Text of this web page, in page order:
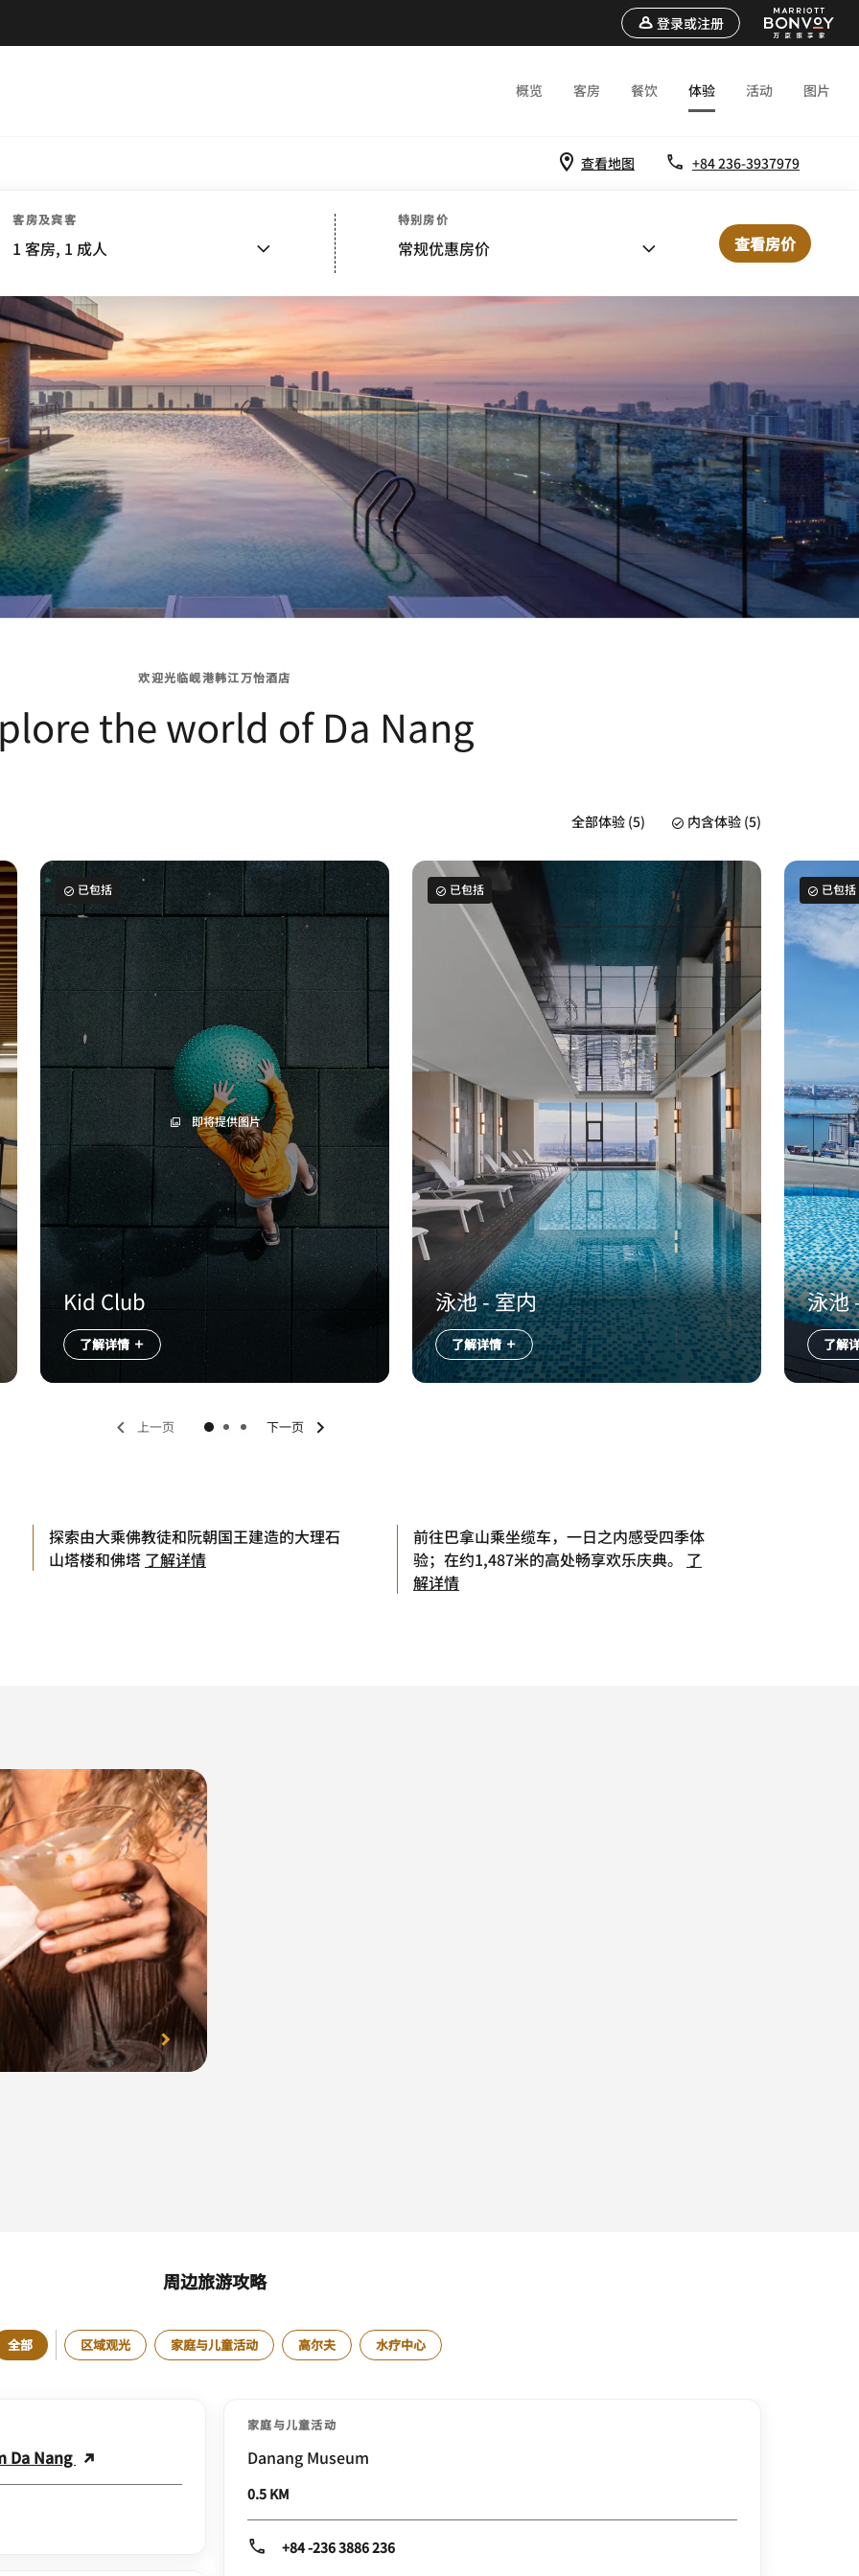
登录或注册
概览 客房 餐饮 体验 活动 图片
查看地图 +84 236-3937979
客房及宾客
1 客房, 1 成人
特别房价
常规优惠房价 查看房价
欢迎光临岘港韩江万怡酒店
the world of Da Nang
全部体验 (5) 内含体验 (5)
即将提供图片
已包括
Kid Club
了解详情
已包括
泳池 - 室内
了解详情
已包括
泳池
了解
上一页 下一页
探索由大乘佛教徒和阮朝国王建造的大理石
山塔楼和佛塔 了解详情
前往巴拿山乘坐缆车，一日之内感受四季体
验；在约1,487米的高处畅享欢乐庆典。 了
解详情
周边旅游攻略
全部 区域观光 家庭与儿童活动 高尔夫 水疗中心
Da Nang
家庭与儿童活动
Danang Museum
0.5 KM
+84 -236 3886 236